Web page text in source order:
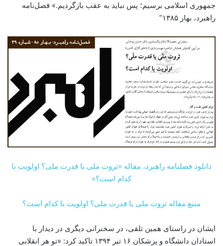
جمهوری اسلامی برسیم؛ پس نباید به عقب بازگردیم.» فصل‌نامه
راهبرد، بهار ۱۳۸۵”
دانلود فصلنامه راهبرد، مقاله «ثروت ملی یا قدرت ملی؟ اولویت با
کدام است؟»
منبع مقاله ثروت ملی یا قدرت ملی؟ اولویت با کدام است؟
ایشان در راستای همین تلقی، در سخنرانی دیگری در دیدار با
استادان دانشگاه و پزشکان ۱۶ تیر ۱۳۹۴ تاکید کرد: «تو هر انقلابی